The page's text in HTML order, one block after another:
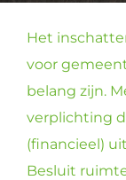
Het
voor
belang zijn.
verplichting
(financieel)
Besluit